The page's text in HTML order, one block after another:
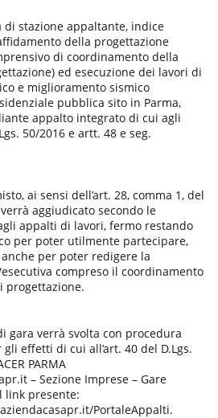
di stazione appaltante, indice
della progettazione
di coordinamento della
ed esecuzione dei lavori di
e miglioramento sismico
pubblica sito in Parma,
appalto integrato di cui agli
50/2016 e artt. 48 e seg.
ai sensi dell’art. 28, comma 1, del
verrà aggiudicato secondo le
appalti di lavori, fermo restando
per poter utilmente partecipare,
per poter redigere la
compreso il coordinamento
progettazione.
gara verrà svolta con procedura
effetti di cui all’art. 40 del D.Lgs.
PARMA
– Sezione Imprese – Gare
link presente:
PortaleAppalti.